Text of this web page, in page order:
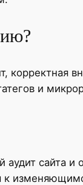
корректная
и
сайта и
к